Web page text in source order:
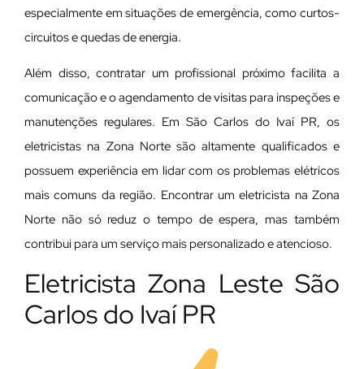
especialmente em situações de emergência, como curtos-
circuitos e quedas de energia.
Além disso, contratar um profissional próximo facilita a
comunicação e o agendamento de visitas para inspeções e
manutenções regulares. Em São Carlos do Ivaí PR, os
eletricistas na Zona Norte são altamente qualificados e
possuem experiência em lidar com os problemas elétricos
mais comuns da região. Encontrar um eletricista na Zona
Norte não só reduz o tempo de espera, mas também
contribui para um serviço mais personalizado e atencioso.
Eletricista Zona Leste São
Carlos do Ivaí PR